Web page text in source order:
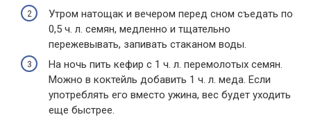
Утром натощак и вечером перед сном съедать по
0,5 ч. л. семян, медленно и тщательно
пережевывать, запивать стаканом воды.
На ночь пить кефир с 1 ч. л. перемолотых семян.
Можно в коктейль добавить 1 ч. л. меда. Если
употреблять его вместо ужина, вес будет уходить
еще быстрее.